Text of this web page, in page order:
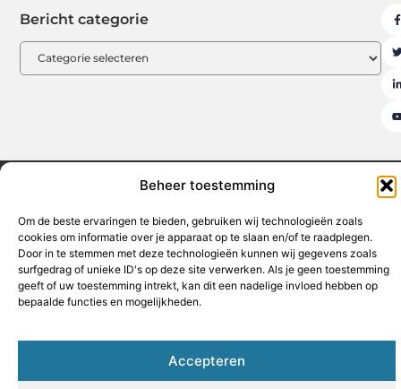
Beheer toestemming
Om de beste ervaringen te bieden, gebruiken wij technologieën zoals
cookies om informatie over je apparaat op te slaan en/of te raadplegen.
Door in te stemmen met deze technologieën kunnen wij gegevens zoals
surfgedrag of unieke ID's op deze site verwerken. Als je geen toestemming
geeft of uw toestemming intrekt, kan dit een nadelige invloed hebben op
bepaalde functies en mogelijkheden.
Accepteren
Bericht categorie
Beroemdheden Contact
Ons team Over ons Partners Website index Uit De Media
Goede backlinks kopen: de sleutel tot een sterke online autoriteit
Geld verdienen op internet: jouw weg naar financiële vrijheid